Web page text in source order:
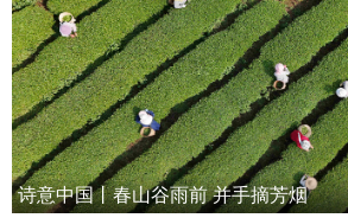
诗意中国丨春山谷雨前 并手摘芳烟